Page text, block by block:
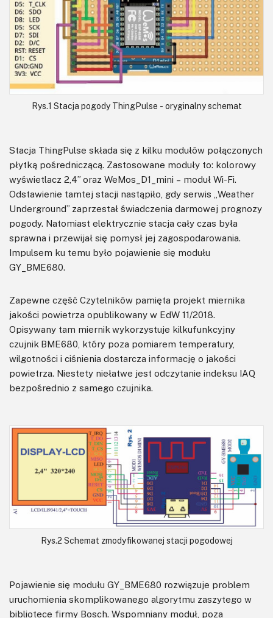
Rys.1 Stacja pogody ThingPulse - oryginalny schemat
Stacja ThingPulse składa się z kilku modułów połączonych
płytką pośredniczącą. Zastosowane moduły to: kolorowy
wyświetlacz 2,4” oraz WeMos_D1_mini – moduł Wi-Fi.
Odstawienie tamtej stacji nastąpiło, gdy serwis „Weather
Underground” zaprzestał świadczenia darmowej prognozy
pogody. Natomiast elektrycznie stacja cały czas była
sprawna i przewijał się pomysł jej zagospodarowania.
Impulsem ku temu było pojawienie się modułu
GY_BME680.
Zapewne część Czytelników pamięta projekt miernika
jakości powietrza opublikowany w EdW 11/2018.
Opisywany tam miernik wykorzystuje kilkufunkcyjny
czujnik BME680, który poza pomiarem temperatury,
wilgotności i ciśnienia dostarcza informację o jakości
powietrza. Niestety niełatwe jest odczytanie indeksu IAQ
bezpośrednio z samego czujnika.
Rys.2 Schemat zmodyfikowanej stacji pogodowej
Pojawienie się modułu GY_BME680 rozwiązuje problem
uruchomienia skomplikowanego algorytmu zaszytego w
bibliotece firmy Bosch. Wspomniany moduł, poza